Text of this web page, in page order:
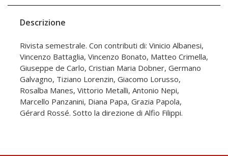
Descrizione
Rivista semestrale. Con contributi di: Vinicio Albanesi,
Vincenzo Battaglia, Vincenzo Bonato, Matteo Crimella,
Giuseppe de Carlo, Cristian Maria Dobner, Germano
Galvagno, Tiziano Lorenzin, Giacomo Lorusso,
Rosalba Manes, Vittorio Metalli, Antonio Nepi,
Marcello Panzanini, Diana Papa, Grazia Papola,
Gérard Rossé. Sotto la direzione di Alfio Filippi.